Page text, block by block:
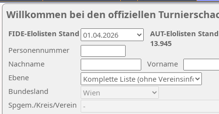
Willkommen bei den offiziellen
Nachname
Vorname
Ebene
Personennummer
Bundesland
Spgem./Kreis/Verein
AUT-Elolisten
13.945
FIDE-Elolisten Stand